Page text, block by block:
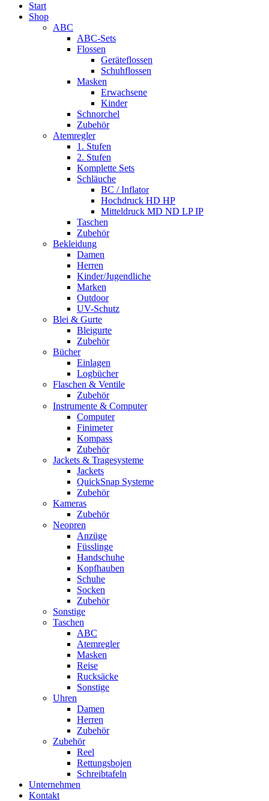
Start
Shop
ABC
ABC-Sets
Flossen
Geräteflossen
Schuhflossen
Masken
Erwachsene
Kinder
Schnorchel
Zubehör
Atemregler
1. Stufen
2. Stufen
Komplette Sets
Schläuche
BC / Inflator
Hochdruck HD HP
Mitteldruck MD ND LP IP
Taschen
Zubehör
Bekleidung
Damen
Herren
Kinder/Jugendliche
Marken
Outdoor
UV-Schutz
Blei & Gurte
Bleigurte
Zubehör
Bücher
Einlagen
Logbücher
Flaschen & Ventile
Zubehör
Instrumente & Computer
Computer
Finimeter
Kompass
Zubehör
Jackets & Tragesysteme
Jackets
QuickSnap Systeme
Zubehör
Kameras
Zubehör
Neopren
Anzüge
Füsslinge
Handschuhe
Kopfhauben
Schuhe
Socken
Zubehör
Sonstige
Taschen
ABC
Atemregler
Masken
Reise
Rucksäcke
Sonstige
Uhren
Damen
Herren
Zubehör
Zubehör
Reel
Rettungsbojen
Schreibtafeln
Unternehmen
Kontakt